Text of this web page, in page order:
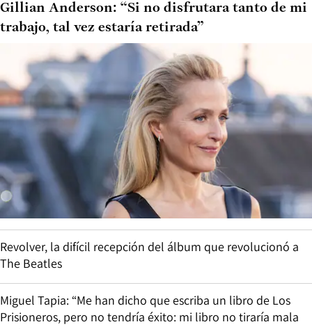
Gillian Anderson: “Si no disfrutara tanto de mi
trabajo, tal vez estaría retirada”
Revolver, la difícil recepción del álbum que revolucionó a
The Beatles
Miguel Tapia: “Me han dicho que escriba un libro de Los
Prisioneros, pero no tendría éxito: mi libro no tiraría mala